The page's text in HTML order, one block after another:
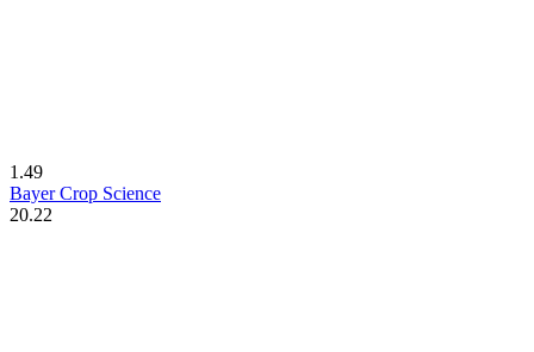
1.49
Bayer Crop Science
20.22